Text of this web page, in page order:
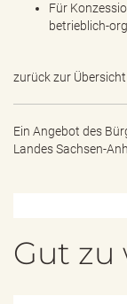
Für
betrieblich-
zurück zur Übersicht
Ein Angebot des
Landes Sachsen-
Gut zu